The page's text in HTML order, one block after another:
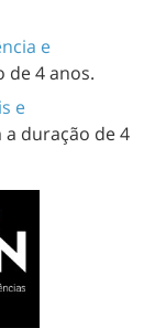
e
de 4 anos.
e
a duração de 4